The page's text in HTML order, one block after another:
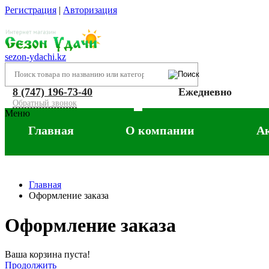
Регистрация | Авторизация
sezon-ydachi.kz
8 (747) 196-73-40
Обратный звонок
Ежедневно
Меню
Главная О компании
Главная
Оформление заказа
Оформление заказа
Ваша корзина пуста!
Продолжить